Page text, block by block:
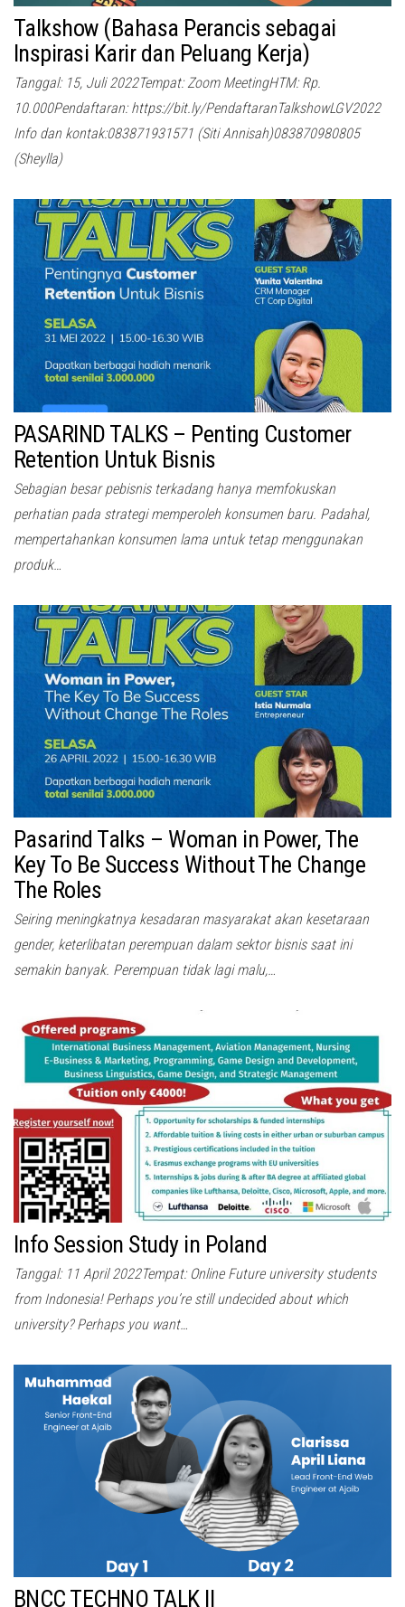
Talkshow (Bahasa Perancis sebagai
Inspirasi Karir dan Peluang Kerja)
Tanggal: 15, Juli 2022Tempat: Zoom MeetingHTM: Rp.
10.000Pendaftaran: https://bit.ly/PendaftaranTalkshowLGV2022
Info dan kontak:083871931571 (Siti Annisah)083870980805
(Sheylla)
PASARIND TALKS – Penting Customer
Retention Untuk Bisnis
Sebagian besar pebisnis terkadang hanya memfokuskan
perhatian pada strategi memperoleh konsumen baru. Padahal,
mempertahankan konsumen lama untuk tetap menggunakan
produk…
Pasarind Talks – Woman in Power, The
Key To Be Success Without The Change
The Roles
Seiring meningkatnya kesadaran masyarakat akan kesetaraan
gender, keterlibatan perempuan dalam sektor bisnis saat ini
semakin banyak. Perempuan tidak lagi malu,…
Info Session Study in Poland
Tanggal: 11 April 2022Tempat: Online Future university students
from Indonesia! Perhaps you’re still undecided about which
university? Perhaps you want…
BNCC TECHNO TALK II